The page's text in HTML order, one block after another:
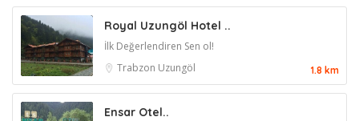
Royal Uzungöl Hotel ..
İlk Değerlendiren Sen ol!
Trabzon Uzungöl 1.8 km
Ensar Otel..